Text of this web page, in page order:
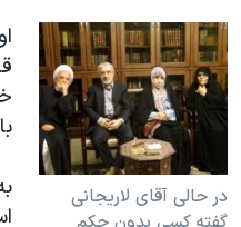
در حالی آقای لاریجانی